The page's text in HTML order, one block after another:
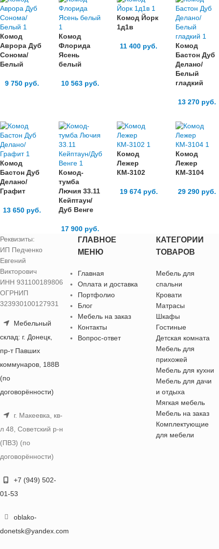
Комод
Аврора Дуб
Сонома/
Белый
9 750руб.
Комод
Флорида
Ясень
белый
10 563 руб.
Комод Йорк
1д1в
11 400 руб.
Комод
Бастон Дуб
Делано/
Белый
гладкий
13 270 руб.
Комод
Бастон Дуб
Делано/
Графит
13 650руб.
Комод-
тумба
Лючия 33.11
Кейптаун/
Дуб Венге
17 900 руб.
Комод
Лежер
КМ-3102
19 674руб.
Комод
Лежер
КМ-3104
29 290 руб.
Реквизиты:
ИП Педченко
Евгений
Викторович
ИНН 931100189806
ОГРНИП
323930100127931
Мебельный
склад: г. Донецк,
пр-т Павших
коммунаров, 188В
(по
договорённости)
г. Макеевка, кв-
л 48, Советский р-н
(ПВЗ) (по
договорённости)
+7 (949) 502-
01-53
oblako-
donetsk@yandex.com
ГЛАВНОЕ
МЕНЮ
Главная
Оплата и доставка
Портфолио
Блог
Мебель на заказ
Контакты
Вопрос-ответ
КАТЕГОРИИ
ТОВАРОВ
Мебель для
спальни
Кровати
Матрасы
Шкафы
Гостиные
Детская комната
Мебель для
прихожей
Мебель для кухни
Мебель для дачи
и отдыха
Мягкая мебель
Мебель на заказ
Комплектующие
для мебели